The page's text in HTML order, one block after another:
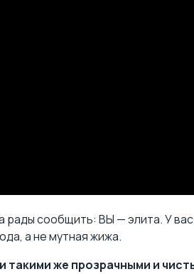
сообщить: ВЫ — элита. У
а не мутная жижа.
же прозрачными и